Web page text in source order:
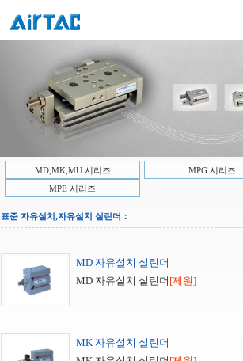
MD,MK,MU 시리즈
MPG 시리즈
MPE 시리즈
표준 자유설치,자유설치 실린더：
MD 자유설치 실린더
MD 자유설치 실린더 [제원]
MK 자유설치 실린더